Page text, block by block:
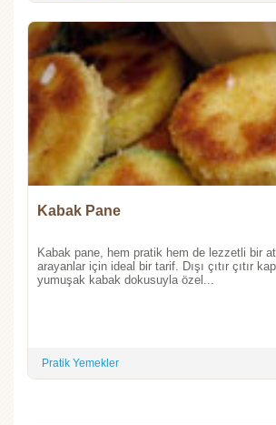
Kabak Pane
Kabak pane, hem pratik hem de lezzetli bir
arayanlar için ideal bir tarif. Dışı çıtır çıtır
yumuşak kabak dokusuyla özel...
Pratik Yemekler